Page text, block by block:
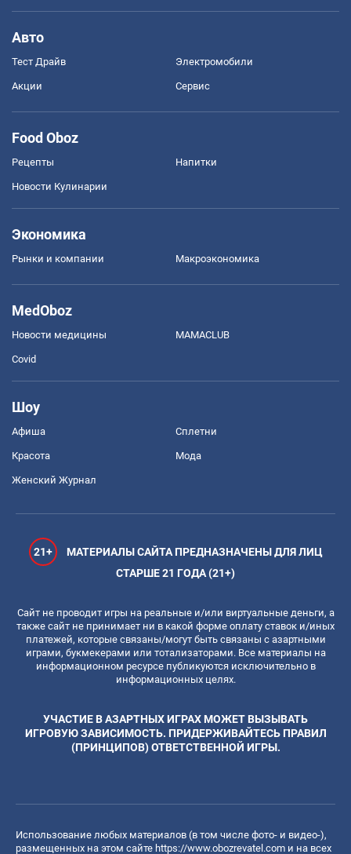
Авто
Тест Драйв Электромобили
Акции Сервис
Food Oboz
Рецепты Напитки
Новости Кулинарии
Экономика
Рынки и компании Mакроэкономика
MedOboz
Новости медицины MAMACLUB
Covid
Шоу
Афиша Сплетни
Красота Мода
Женский Журнал
21+
МАТЕРИАЛЫ САЙТА ПРЕДНАЗНАЧЕНЫ ДЛЯ ЛИЦ
СТАРШЕ 21 ГОДА (21+)
Сайт не проводит игры на реальные и/или виртуальные деньги, а
также сайт не принимает ни в какой форме оплату ставок и/иных
платежей, которые связаны/могут быть связаны с азартными
играми, букмекерами или тотализаторами. Все материалы на
информационном ресурсе публикуются исключительно в
информационных целях.
УЧАСТИЕ В АЗАРТНЫХ ИГРАХ МОЖЕТ ВЫЗЫВАТЬ
ИГРОВУЮ ЗАВИСИМОСТЬ. ПРИДЕРЖИВАЙТЕСЬ ПРАВИЛ
(ПРИНЦИПОВ) ОТВЕТСТВЕННОЙ ИГРЫ.
Использование любых материалов (в том числе фото- и видео-),
размещенных на этом сайте https://www.obozrevatel.com и на всех